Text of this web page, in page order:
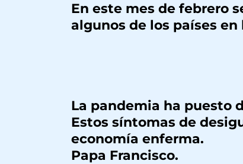
En este mes de febrero
algunos de los países
en
la creciente
La pandemia ha puesto
Estos síntomas de
economía enferma.
Papa Francisco.